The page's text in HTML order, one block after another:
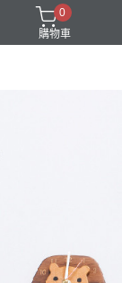
0
購物車